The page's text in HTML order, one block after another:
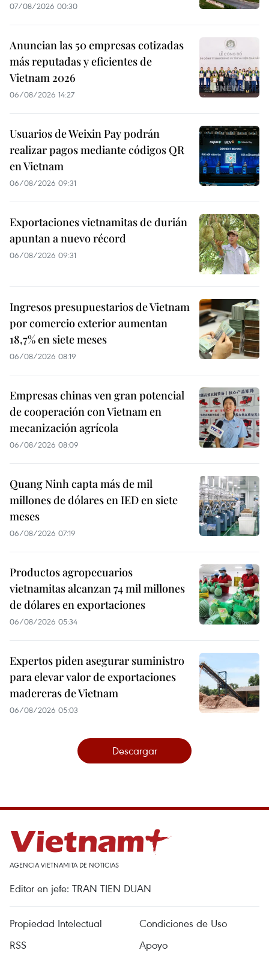
07/08/2026 00:30
Anuncian las 50 empresas cotizadas
más reputadas y eficientes de
Vietnam 2026
06/08/2026 14:27
Usuarios de Weixin Pay podrán
realizar pagos mediante códigos QR
en Vietnam
06/08/2026 09:31
Exportaciones vietnamitas de durián
apuntan a nuevo récord
06/08/2026 09:31
Ingresos presupuestarios de Vietnam
por comercio exterior aumentan
18,7% en siete meses
06/08/2026 08:19
Empresas chinas ven gran potencial
de cooperación con Vietnam en
mecanización agrícola
06/08/2026 08:09
Quang Ninh capta más de mil
millones de dólares en IED en siete
meses
06/08/2026 07:19
Productos agropecuarios
vietnamitas alcanzan 74 mil millones
de dólares en exportaciones
06/08/2026 05:34
Expertos piden asegurar suministro
para elevar valor de exportaciones
madereras de Vietnam
06/08/2026 05:03
Descargar
AGENCIA VIETNAMITA DE NOTICIAS
Editor en jefe: TRAN TIEN DUAN
Propiedad Intelectual
Condiciones de Uso
RSS
Apoyo